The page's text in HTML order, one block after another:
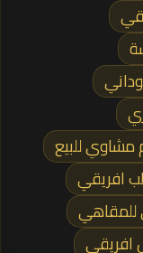
للبيع
افريقي
للمقاهي
افريقي